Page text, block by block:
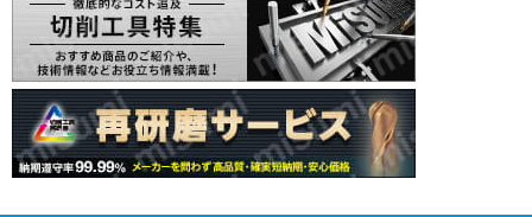
《納期》
・実働3日目出荷。Ａストーク可能な短納期対応